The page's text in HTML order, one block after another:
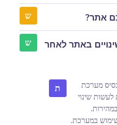
אתר?
באתר לאחר
ת
מערכת
שינוי
במערכת.